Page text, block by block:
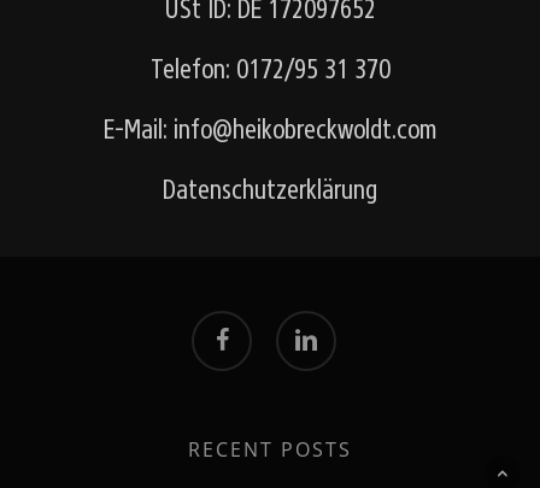
USt ID: DE 172097652
Telefon: 0172/95 31 370
E-Mail: info@heikobreckwoldt.com
Datenschutzerklärung
facebook linkedin
RECENT POSTS